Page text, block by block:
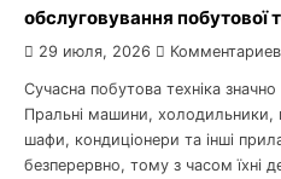
обслуговування побутової
29 июля, 2026
Сучасна побутова техніка
Пральні машини, холодильники,
шафи, кондиціонери та інші
безперервно, тому з часом їхні